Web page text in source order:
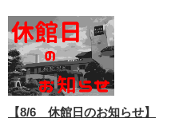
【8/6 休館日のお知らせ】